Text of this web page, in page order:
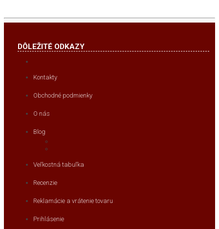
DÔLEŽITÉ ODKAZY
Kontakty
Obchodné podmienky
O nás
Blog
Veľkostná tabuľka
Recenzie
Reklamácie a vrátenie tovaru
Prihlásenie